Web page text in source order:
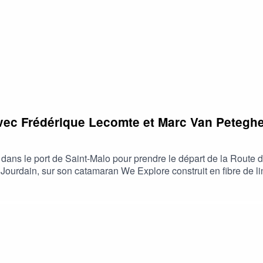
responsable, et du développement durable, co-directrice et
Frédérique Lecomte et Marc Van
le port de Saint-Malo pour prendre le départ de la
sur son catamaran We Explore construit en fibre de
Guillemot, Philippe Poupon ou Halvard Mabire. Alors,
naval reconnu qui a imaginé les bateaux de demain
en charge du Mécénat à l’Office national des
comme il l’affirme : « nous sommes tous des merriens ».